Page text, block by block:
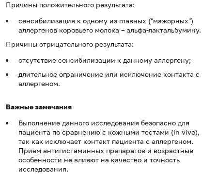
Причины положительного результата:
сенсибилизация к одному из главных ("мажорных")
аллергенов коровьего молока – альфа-лактальбумину.
Причины отрицательного результата:
отсутствие сенсибилизации к данному аллергену;
длительное ограничение или исключение контакта с
аллергеном.
Важные замечания
Выполнение данного исследования безопасно для
пациента по сравнению с кожными тестами (in vivo),
так как исключает контакт пациента с аллергеном.
Прием антигистаминных препаратов и возрастные
особенности не влияют на качество и точность
исследования.